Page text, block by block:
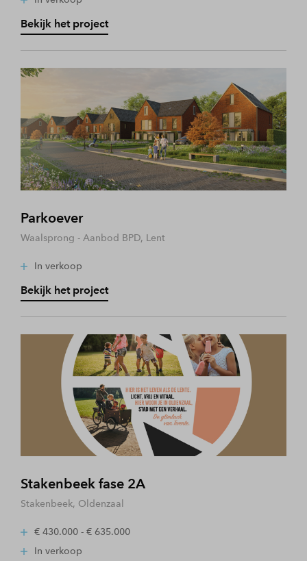
Bekijk het project
Parkoever
Waalsprong - Aanbod BPD, Lent
In verkoop
Bekijk het project
Stakenbeek fase 2A
Stakenbeek, Oldenzaal
€ 430.000 - € 635.000
In verkoop